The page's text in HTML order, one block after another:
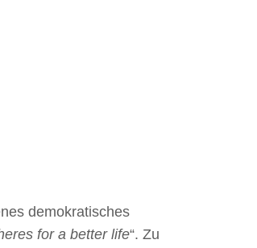
demokratisches
for a better life“. Zu